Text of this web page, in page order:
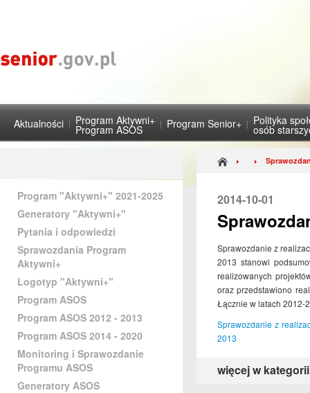
Aktualności Program Aktywni+
Program ASOS Program Senior+ Polityka
osób
Program "Aktywni+" 2021-2025
Generatory "Aktywni+"
Pytania i odpowiedzi
Sprawozdania Program
Aktywni+
Logotyp "Aktywni+"
Program ASOS
Program ASOS 2012 - 2013
Program ASOS 2014 - 2020
Monitoring i Sprawozdanie
Programu ASOS
Generatory ASOS
2014-10-01
Sprawozdanie z
2013 stanowi
realizowanych
oraz przedstawiono
Łącznie w latach 2012-
Sprawozdanie z
2013
więcej w